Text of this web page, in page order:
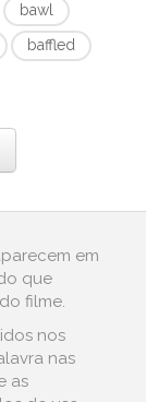
bawl
baffled
em
que
filme.
nos
nas
as